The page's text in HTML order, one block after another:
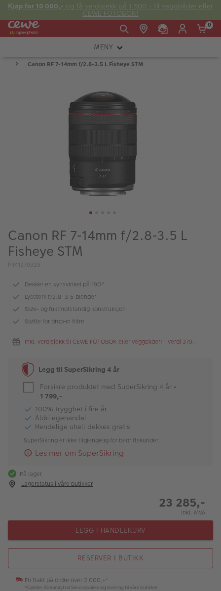
Kjøp for 10 000,- og få verdisjekk på 1 500,- til veggbilder eller
CEWE FOTOBOK!
Fre:
20:00
E-post:
kundeservice@japanphoto.no
0
MENY
KAMERA
Kampanjer
Merker
Lagersalg
Bildeprodukter
Fotokurs
Butikkoversikt
Canon RF 7-14mm f/2.8-3.5 L Fisheye STM
Canon RF 7-14mm f/2.8-3.5 L
Fisheye STM
PIM1279329
Dekker en synsvinkel på 190°
Lyssterk f/2.8–3.5‑blender
Støv- og fuktmotstandig konstruksjon
Støtte for drop‑in filtre
Inkl. verdisjekk til CEWE FOTOBOK eller veggbilder! - verdi 379,-
Legg til SuperSikring 4 år
Forsikre produktet med SuperSikring 4 år -
1 799,-
100% trygghet i fire år
Aldri egenandel
Hendelige uhell dekkes gratis
SuperSikring er ikke tilgjengelig for bedriftskunder.
Les mer om SuperSikring
På lager
Lagerstatus i våre butikker
23 285,-
Inkl. MVA
LEGG I HANDLEKURV
RESERVER I BUTIKK
Fri frakt på ordre over 2 000,-*
*Gjelder Klimanøytral Servicepakke og levering til våre butikker